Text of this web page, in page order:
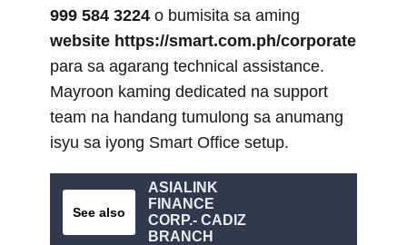
999 584 3224 o bumisita sa aming
website https://smart.com.ph/corporate
para sa agarang technical assistance.
Mayroon kaming dedicated na support
team na handang tumulong sa anumang
isyu sa iyong Smart Office setup.
See also
ASIALINK
FINANCE
CORP.- CADIZ
BRANCH